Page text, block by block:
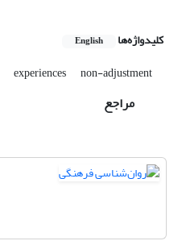
کلیدواژه‌ها English
experiences non-adjustment
مراجع